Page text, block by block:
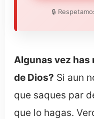
🔒
Algunas vez has
de Dios? Si aun
que saques par
que lo hagas.